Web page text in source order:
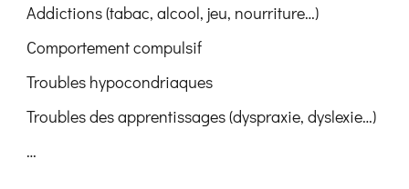
Addictions (tabac, alcool, jeu, nourriture…)
Comportement compulsif
Troubles hypocondriaques
Troubles des apprentissages (dyspraxie, dyslexie…)
…